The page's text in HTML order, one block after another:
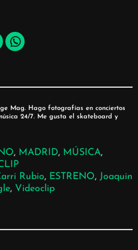
Mag. Hago fotografías en conciertos
24/7. Me gusta el skateboard y
, MADRID, MÚSICA,
Rubio, ESTRENO, Joaquin
, Videoclip